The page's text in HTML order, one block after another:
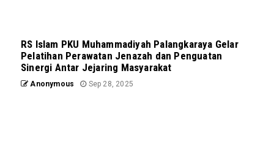
RS Islam PKU Muhammadiyah Palangkaraya Gelar
Pelatihan Perawatan Jenazah dan Penguatan
Sinergi Antar Jejaring Masyarakat
Anonymous Sep 28, 2025